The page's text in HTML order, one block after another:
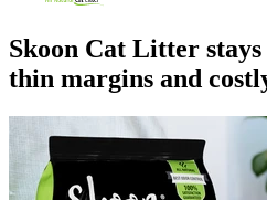
Skoon Cat Litter
thin margins and